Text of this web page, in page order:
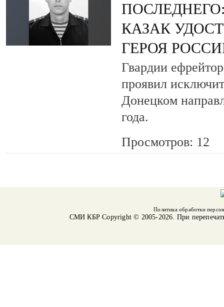
КАЗАК
ГЕРОЯ
Гвардии
проявил
Донецком
года.
Просмотров: 12
Политика обработки
СМИ КБРCopyright © 2005-2026. При